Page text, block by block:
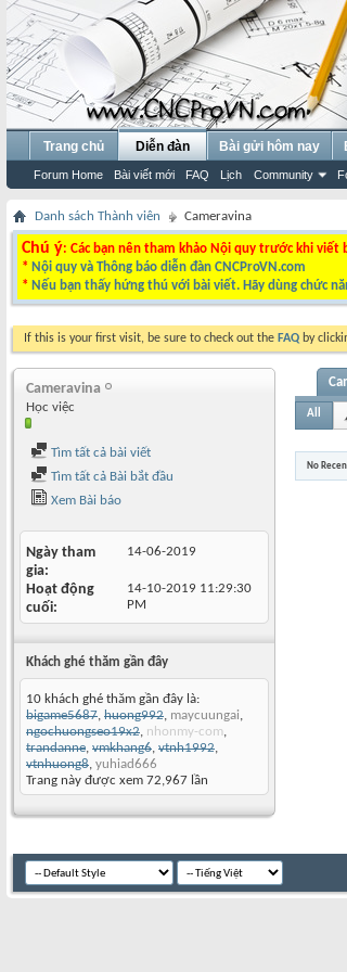
Trang chủ Diễn đàn
Forum Home Bài viết mới FAQ Lịch Community
Bài gửi hôm nay
Danh sách Thành viên Cameravina
Chú ý: Các bạn nên tham khảo Nội quy trước khi viết
* Nội quy và Thông báo diễn đàn CNCProVN.com
* Nếu bạn thấy hứng thú với bài viết. Hãy dùng chức
If this is your first visit, be sure to check out the FAQ by
Cameravina
Học việc
Tìm tất cả bài viết
Tìm tất cả Bài bắt đầu
Xem Bài báo
Ngày tham
gia
14-06-2019
Hoạt động
cuối
14-10-2019 11:29:30
PM
Khách ghé thăm gần đây
10 khách ghé thăm gần đây là:
bigame5687, huong992, maycuungai,
ngochuongseo19x2, nhonmy-com,
trandanne, vmkhang6, vtnh1992,
vtnhuong8, yuhiad666
Trang này được xem 72,967 lần
All
No